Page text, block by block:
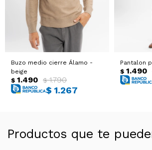
Buzo medio cierre Álamo -
beige
$ 1.490 $ 1.790
$ 1.267
Pantalon
$ 1.490
Productos que te